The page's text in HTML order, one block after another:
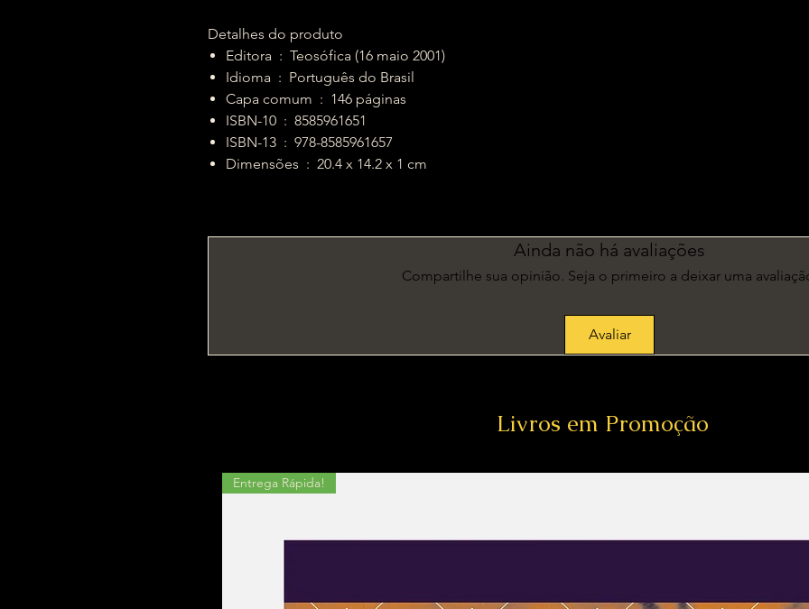
Detalhes do produto
Editora ‏ : ‎ Teosófica (16 maio 2001)
Idioma ‏ : ‎ Português do Brasil
Capa comum ‏ : ‎ 146 páginas
ISBN-10 ‏ : ‎ 8585961651
ISBN-13 ‏ : ‎ 978-8585961657
Dimensões ‏ : ‎ 20.4 x 14.2 x 1 cm
Ainda não há avaliações
Compartilhe sua opinião. Seja o primeiro a deixar uma
Avaliar
Livros em Promoção
Entrega Rápida!